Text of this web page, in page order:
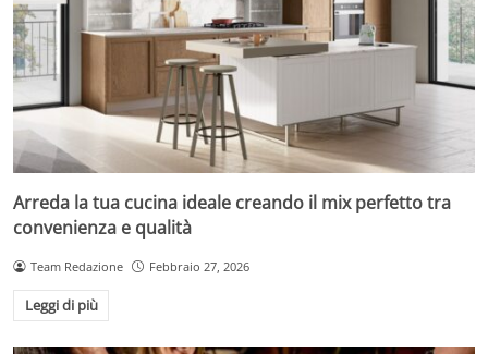
Arreda la tua cucina ideale creando il mix perfetto tra
convenienza e qualità
Team Redazione Febbraio 27, 2026
Leggi di più